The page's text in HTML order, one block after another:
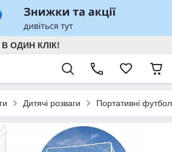
В ОДИН КЛІК!
Дитячі розваги Портативні